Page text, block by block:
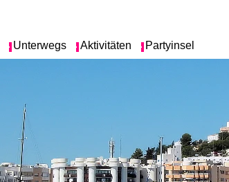
Unterwegs Aktivitäten Partyinsel